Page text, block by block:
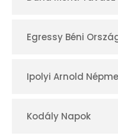
Egressy Béni
Ipolyi Arnold
Kodály Napok